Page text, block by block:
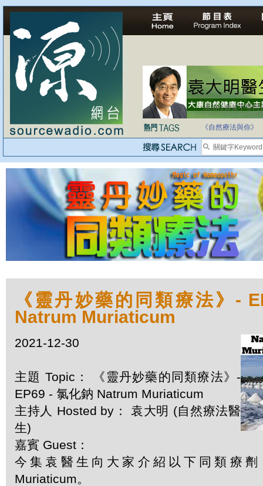
法治社會並不等同
自家教育合法化-
《自然療法與你》
《靈丹妙藥的同類療法》-
Natrum Muriaticum
2021-12-30
主題 Topic： 《靈丹妙藥的同類療法》-
EP69 - 氯化鈉 Natrum Muriaticum
主持人 Hosted by： 袁大明 (自然療法醫
生)
嘉賓 Guest：
今集袁醫生向大家介紹以下同類療劑
Muriaticum。